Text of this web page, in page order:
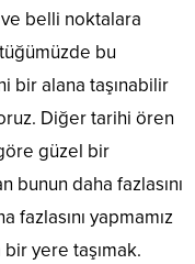
belli noktalara
bu
bir alana taşınabilir
Diğer tarihi ören
güzel bir
bunun daha fazlasını
fazlasını yapmamız
bir yere taşımak.